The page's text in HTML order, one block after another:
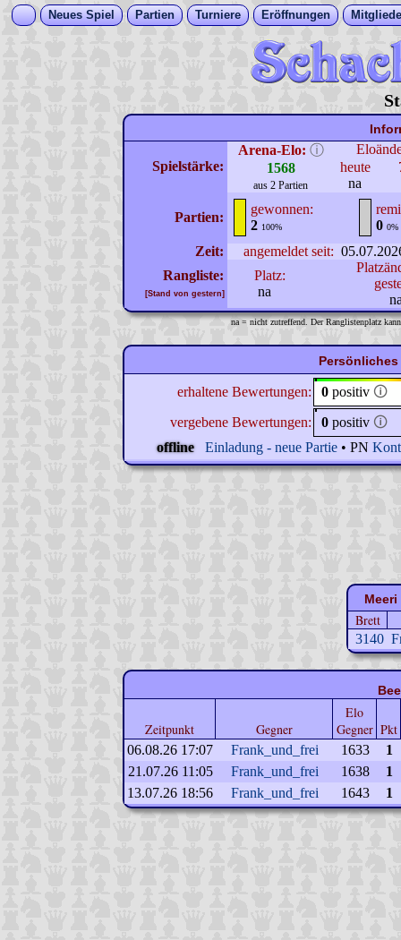
Neues Spiel Partien Turniere Eröffnungen
Spielstärke:
Arena-Elo: ⓘ
1568
aus 2 Partien
heute
na
Partien:
gewonnen:
2 100%
0 0%
Zeit: angemeldet seit:
Rangliste:
[Stand von gestern]
Platz:
na
na = nicht zutreffend. Der Ranglistenplatz
erhaltene Bewertungen: 0 positiv 🛈
vergebene Bewertungen:
0 positiv 🛈
offline
Einladung - neue Partie • PN
Brett
3140
Zeitpunkt Gegner
Elo
Gegner Pkt
06.08.26 17:07 Frank_und_frei 1633
1
21.07.26 11:05
Frank_und_frei 1638
1
13.07.26 18:56
Frank_und_frei 1643 1